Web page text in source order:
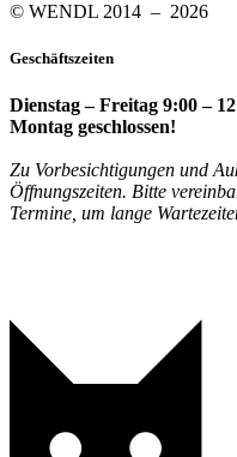
© WENDL 2014 – 2026
Geschäftszeiten
Dienstag – Freitag 9:00 –
Montag geschlossen!
Zu Vorbesichtigungen und
Öffnungszeiten. Bitte
Termine, um lange